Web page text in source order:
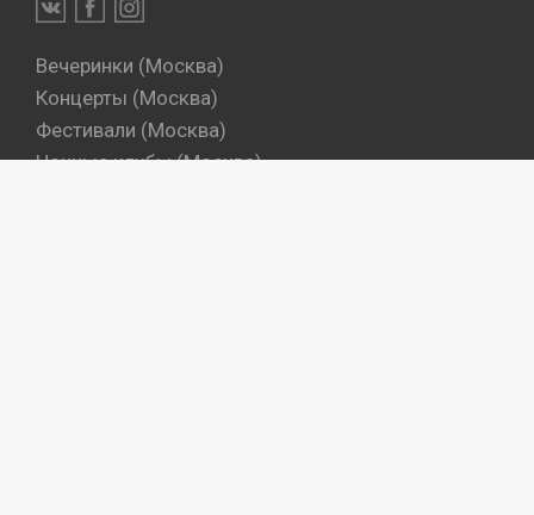
Вечеринки (Москва)
Концерты (Москва)
Фестивали (Москва)
Ночные клубы (Москва)